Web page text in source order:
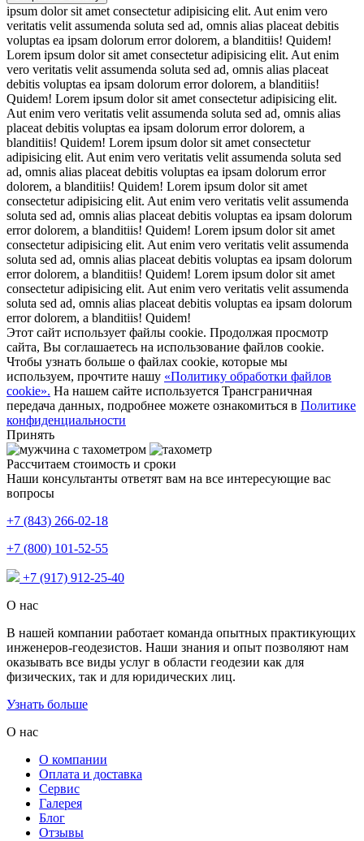
ipsum dolor sit amet consectetur adipisicing elit. Aut enim vero
veritatis velit assumenda soluta sed ad, omnis alias placeat debitis
voluptas ea ipsam dolorum error dolorem, a blanditiis! Quidem!
Lorem ipsum dolor sit amet consectetur adipisicing elit. Aut enim
vero veritatis velit assumenda soluta sed ad, omnis alias placeat
debitis voluptas ea ipsam dolorum error dolorem, a blanditiis!
Quidem! Lorem ipsum dolor sit amet consectetur adipisicing elit.
Aut enim vero veritatis velit assumenda soluta sed ad, omnis alias
placeat debitis voluptas ea ipsam dolorum error dolorem, a
blanditiis! Quidem! Lorem ipsum dolor sit amet consectetur
adipisicing elit. Aut enim vero veritatis velit assumenda soluta sed
ad, omnis alias placeat debitis voluptas ea ipsam dolorum error
dolorem, a blanditiis! Quidem! Lorem ipsum dolor sit amet
consectetur adipisicing elit. Aut enim vero veritatis velit assumenda
soluta sed ad, omnis alias placeat debitis voluptas ea ipsam dolorum
error dolorem, a blanditiis! Quidem! Lorem ipsum dolor sit amet
consectetur adipisicing elit. Aut enim vero veritatis velit assumenda
soluta sed ad, omnis alias placeat debitis voluptas ea ipsam dolorum
error dolorem, a blanditiis! Quidem! Lorem ipsum dolor sit amet
consectetur adipisicing elit. Aut enim vero veritatis velit assumenda
soluta sed ad, omnis alias placeat debitis voluptas ea ipsam dolorum
error dolorem, a blanditiis! Quidem!
Этот сайт использует файлы cookie. Продолжая просмотр
сайта, Вы соглашаетесь на использование файлов cookie.
Чтобы узнать больше о файлах cookie, которые мы
используем, прочтите нашу «Политику обработки файлов
cookie». На нашем сайте используется Трансграничная
передача данных, подробнее можете ознакомиться в Политике
конфиденциальности
Принять
Рассчитаем стоимость и сроки
Наши консультанты ответят вам на все интересующие вас
вопросы
+7 (843) 266-02-18
+7 (800) 101-52-55
+7 (917) 912-25-40
О нас
В нашей компании работает команда опытных практикующих
инженеров-геодезистов. Наши знания и опыт позволяют нам
оказывать все виды услуг в области геодезии как для
физических, так и для юридических лиц.
Узнать больше
О нас
О компании
Оплата и доставка
Сервис
Галерея
Блог
Отзывы